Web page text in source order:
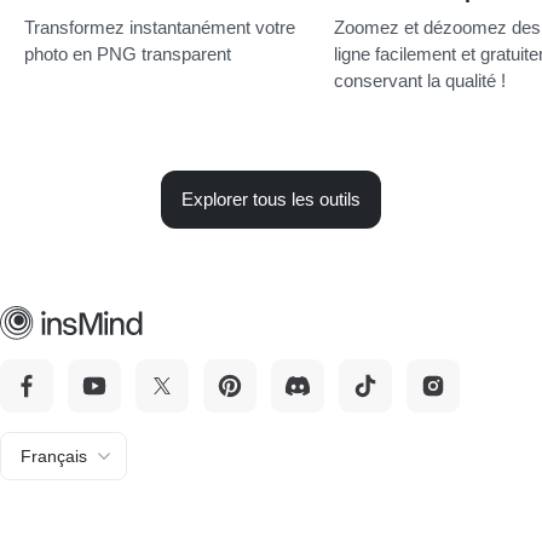
Transformez instantanément votre
photo en PNG transparent
Zoomez et dézoomez
ligne facilement et
conservant la qualité !
Explorer tous les outils
Français